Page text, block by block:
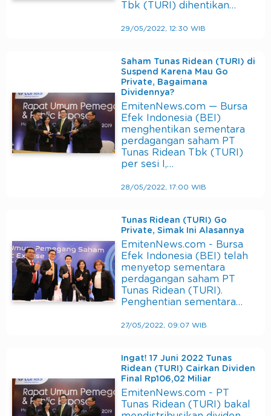
Tbk (TURI) dihentikan…
29/05/2022, 12:30 WIB
Saham Tunas Ridean (TURI) di
Suspend Karena Mau Go
Private, Bagaimana
Dividennya?
EmitenNews.com — Bursa
Efek Indonesia (BEI)
menghentikan sementara
perdagangan saham PT
Tunas Ridean Tbk (TURI)
per sesi I,…
28/05/2022, 17:00 WIB
Tunas Ridean (TURI) Go
Private, Simak Ini Alasannya
EmitenNews.com - Bursa
Efek Indonesia (BEI) telah
menyetop sementara
perdagangan saham PT
Tunas Ridean (TURI).
Penghentian sementara…
27/05/2022, 09:07 WIB
Ingat! 17 Juni 2022 Tunas
Ridean (TURI) Cairkan Dividen
Final Rp106,02 Miliar
EmitenNews.com - PT
Tunas Ridean (TURI) bakal